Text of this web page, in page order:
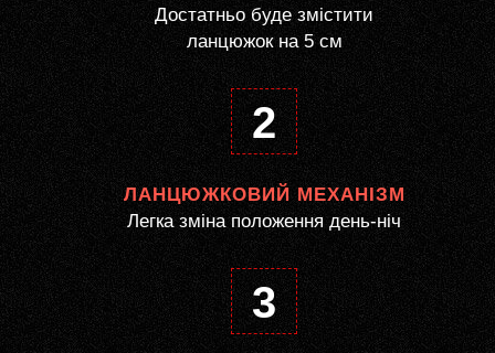
Достатньо буде змістити
ланцюжок на 5 см
2
ЛАНЦЮЖКОВИЙ МЕХАНІЗМ
Легка зміна положення день-ніч
3